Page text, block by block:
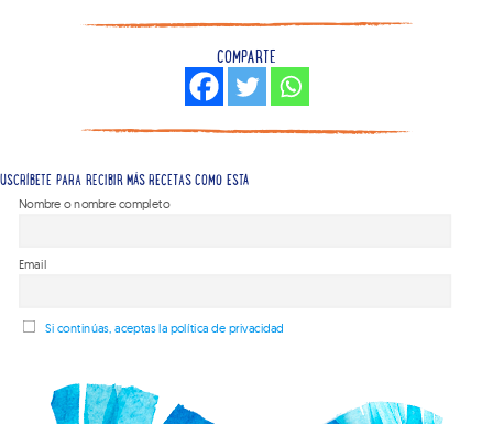
COMPARTE
PARA RECIBIR MÁS RECETAS COMO ESTA
Nombre o nombre completo
Email
Si continúas, aceptas la política de privacidad